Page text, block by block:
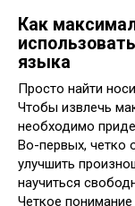
Как
языка
Просто найти
Чтобы извлечь
необходимо
Во-первых, четко
улучшить
научиться
Четкое